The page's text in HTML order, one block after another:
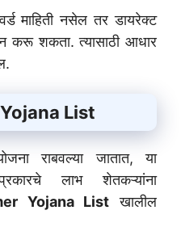
माहिती नसेल तर डायरेक्ट
करू शकता. त्यासाठी आधार
List
राबवल्या जातात, या
लाभ शेतकऱ्यांना
Yojana List खालील